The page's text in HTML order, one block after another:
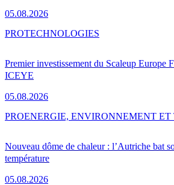
05.08.2026
Premier investissement du Scaleup Europe
ICEYE
05.08.2026
PROTECHNOLOGIES
Nouveau dôme de chaleur : l’Autriche bat
température
05.08.2026
PROENERGIE, ENVIRONNEMENT ET